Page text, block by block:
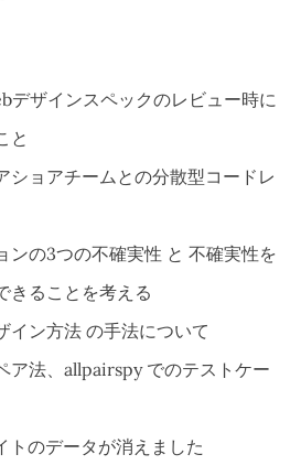
デザインスペックのレビュー時に
と
ショアチームとの分散型コードレ
ンの3つの不確実性 と 不確実性を
きることを考える
イン方法 の手法について
ア法、allpairspy でのテストケー
トのデータが消えました